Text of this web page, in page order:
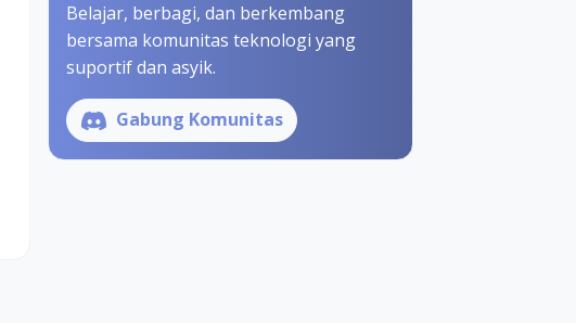
Belajar, berbagi, dan berkembang
bersama komunitas teknologi yang
suportif dan asyik.
Gabung Komunitas